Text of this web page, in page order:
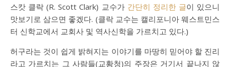
스캇 클락 (R. Scott Clark) 교수가 간단히 정리한 글이 있으니
맛보기로 삼으면 좋겠다. (클락 교수는 캘리포니아 웨스트민스
터 신학교에서 교회사 및 역사신학을 가르치고 있다.)
허구라는 것이 쉽게 밝혀지는 이야기를 마땅히 믿어야 할 진리
라고 가르치는 그 사람들(교황청)의 주장은 거기서 끝나지 않